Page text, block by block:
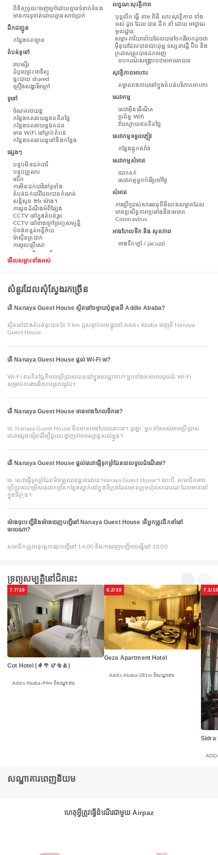
ពិនិត្យចូល/ចេញក្រៅដោយគ្មានទំនាក់ទំនង
មានការទូទាត់ដោយគ្មានសាច់ប្រាក់
ដឹកជញ្ជូន
កន្លែង​ចត​ឡាន
តំបន់ទូទៅ
រាបស្មើរ
ដំបូលព្រះអាទិត្យ
ផ្ទះបាយ shared
គ្រឿងសង្ហារឹមក្រៅ
ទូទៅ
ចំណតរថយន្ត
កន្លែងចតរថយន្តឥតគិតថ្លៃ
កន្លែងចតរថយន្តឯកជន
មាន WiFi នៅគ្រប់តំបន់
កន្លែងចតរថយន្តនៅនឹងកន្លែង
ផ្សេងៗ
បន្ទប់មិនជក់បារី
បន្ទប់គ្រួសារ
លើក
ការមិនជក់បារីនៅទូទាំង
តំបន់ជក់បារីដែលបានកំណត់
សន្តិសុខ ២៤ ម៉ោង។
ការជូនដំណឹងអំពីផ្សែង
CCTV នៅក្នុងតំបន់រួម
CCTV នៅខាងក្រៅទ្រព្យសម្បត្តិ
បំពង់​ពន្លត់អគ្គីភ័យ
ម៉ាស៊ីនត្រជាក់
ការចូលប្រើសោ
លក្ខណៈសុវត្ថិភាព
បុគ្គលិក ធ្វើ តាម ពិធី សារ សុវត្ថិភាព ទាំង
អស់ ដូច ដែល បាន ដឹក នាំ ដោយ អាជ្ញាធរ
មូលដ្ឋាន
សម្ភារៈការិយាល័យដែលបានចែករំលែកដូចជា
ម៉ឺនុយដែលបានបោះពុម្ព ទស្សនាវដ្តី ប៊ិច និង
ក្រដាសត្រូវបានដកចេញ
ឧបករណ៍សង្គ្រោះបឋមអាចរកបាន
សុវត្ថិភាពអាហារ
គម្លាតរាងកាយនៅក្នុងតំបន់បរិភោគអាហារ
សេវាកម្ម
សេវាអ៊ីនធើណិត
ប្រព័ន្ធ Wifi
វ៉ាយហ្វាយឥតគិតថ្លៃ
សេវាកម្មទទួលភ្ញៀវ
កន្លែងផ្ទុកឥវ៉ាន់
សេវាកម្មសំអាត
បោកគក់
សេវាកម្មអ្នកបំរើប្រចាំថ្ងៃ
សំអាត
ការប្រើប្រាស់សារធាតុគីមីលាងសម្អាតដែល
មានប្រសិទ្ធភាពប្រឆាំងនឹងមេរោគ
Coronavirus
អាងហែលទឹក និង សុខភាព
អាងទឹកក្តៅ / jacuzzi
មើលសម្ភារៈទាំងអស់
សំនួរដែលសុំស្វែងរកច្រើន
តើ Nanaya Guest House ស្ថិតនៅចម្ងាយប៉ុន្មានពី Addis Ababa?
ស្ថិតនៅជាងតំបន់ចុះបានតែ 5 km ជូរបន្ទាប់តាមផ្លូវទៅ Addis Ababa ចេញពី Nanaya
Guest House
តើ Nanaya Guest House ផ្តល់ Wi-Fi ទេ?
Wi-Fi ឥតគិតថ្លៃគឺអាចប្រើប្រាស់បាននៅក្នុងសណ្ឋាគារ។ អ្នកទាំងអស់អាចចូលដ៍ Wi-Fi
សម្រាប់ការងារនិងការស្រាវជ្រាវ។
តើ Nanaya Guest House មានអាងហែលទឹកទេ?
ទេ, Nanaya Guest House មិនមានអាងហែលនោះទេ។ ដូច្នេះ, អ្នកទាំងអស់អាចប្រើប្រាស់
សេវាផ្សេងទៀតដើម្បីជួយបង្ហាញភាពអស្សាន្ដរបស់ខ្លួន។
តើ Nanaya Guest House ផ្តល់សេវាផ្ញើទុកព្រំដែនពេលចូលដំណើរទេ?
ទេ, សេវាផ្ញើទុកព្រំដែនមិនត្រូវបានផ្ដល់ដោយ Nanaya Guest House។ ទោះបី, សមាជិកអាច
ប្រើប្រាស់ជម្រើសសេវាកម្មនៃកន្លែងស្នាក់នៅក្នុងទីក្រុងដែលមានក្រុមហ៊ុនសាធារណៈដែលមាននៅ
ក្នុងទីក្រុង។
ម៉ោងចុះបញ្ជីនិងម៉ោងចេញបញ្ជីនៅ Nanaya Guest House តើអ្នកត្រូវដឹកនាំនៅ
ពេលណា?
សមាជិកត្រូវអនុវត្តការចុះបញ្ជីនៅ 14:00 និងការចេញបញ្ជីអាចធ្វើនៅ 10:00
ទ្រព្យសម្បត្តិនៅជិតនេះ
7.7/10
Cot Hotel (ቆጥ ሆቴል)
Addis Ababa 94m ពីសណ្ឋាគារ
6.2/10
Geza Apartment Hotel
Addis Ababa 281m ពីសណ្ឋាគារ
7.1/10
Sidra
ADD
សណ្ឋាគារពេញនិយម
ហេតុអ្វីត្រូវធ្វើដំណើរជាមួយ Airpaz